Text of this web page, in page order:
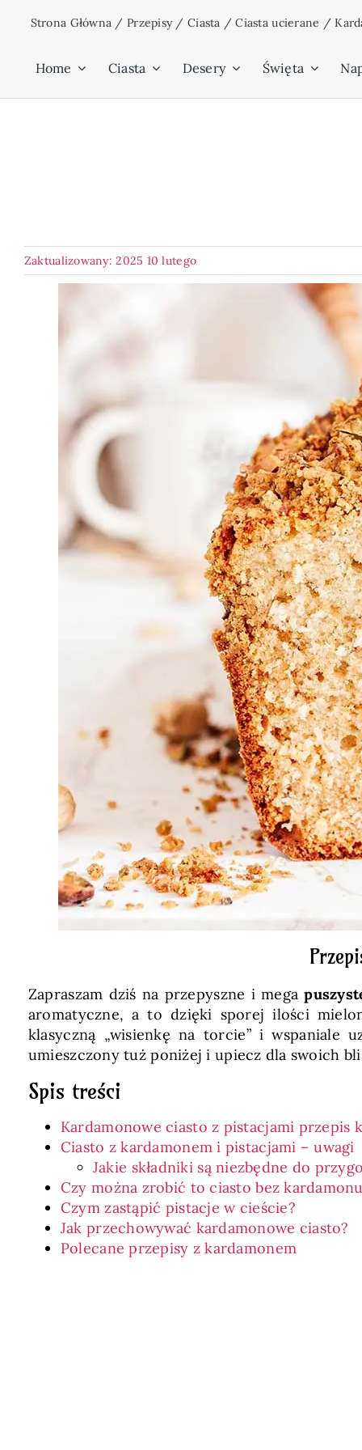
Strona Główna / Przepisy/ Ciasta /Ciasta ucierane /
Home Ciasta Desery Święta
Zaktualizowany: 2025 10 lutego
Zapraszam dziś na przepyszne i mega
aromatyczne, a to dzięki sporej ilości
klasyczną „wisienkę na torcie” i wspaniale
umieszczony tuż poniżej i upiecz dla swoich
Spis treści
Kardamonowe ciasto z pistacjami przepis
Ciasto z kardamonem i pistacjami – uwagi
Jakie składniki są niezbędne do
Czy można zrobić to ciasto bez
Czym zastąpić pistacje w cieście?
Jak przechowywać kardamonowe ciasto?
Polecane przepisy z kardamonem